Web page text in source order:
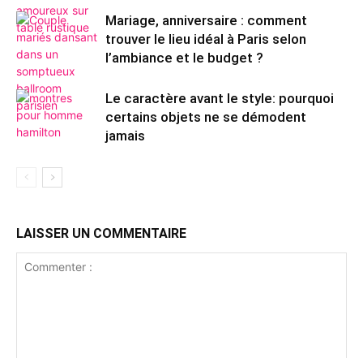
Mariage, anniversaire : comment
trouver le lieu idéal à Paris selon
l’ambiance et le budget ?
Le caractère avant le style: pourquoi
certains objets ne se démodent
jamais
LAISSER UN COMMENTAIRE